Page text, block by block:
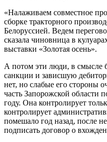
«Налаживаем совместное
сборке тракторного
Белоруссией. Ведем
сказала чиновница в
выставки «Золотая осень».
А потом эти люди, в смысле
санкции и зависшую
нет, но слабые его стороны
часть Запорожской области
году. Она контролирует
контролирует
помешало год назад, после
подписать договор о